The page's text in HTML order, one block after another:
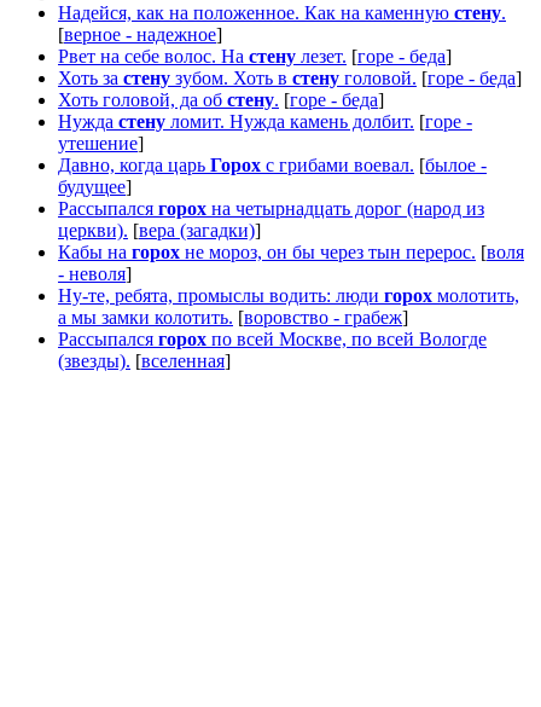
Надейся, как на положенное. Как на каменную стену.
[верное - надежное]
Рвет на себе волос. На стену лезет. [горе - беда]
Хоть за стену зубом. Хоть в стену головой. [горе - беда]
Хоть головой, да об стену. [горе - беда]
Нужда стену ломит. Нужда камень долбит. [горе -
утешение]
Давно, когда царь Горох с грибами воевал. [былое -
будущее]
Рассыпался горох на четырнадцать дорог (народ из
церкви). [вера (загадки)]
Кабы на горох не мороз, он бы через тын перерос. [воля
- неволя]
Ну-те, ребята, промыслы водить: люди горох молотить,
а мы замки колотить. [воровство - грабеж]
Рассыпался горох по всей Москве, по всей Вологде
(звезды). [вселенная]